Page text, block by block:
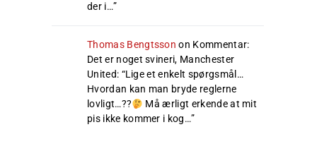
der i…”
Thomas Bengtsson on Kommentar:
Det er noget svineri, Manchester
United: “Lige et enkelt spørgsmål…
Hvordan kan man bryde reglerne
lovligt…??
Må ærligt erkende at mit
pis ikke kommer i kog…”